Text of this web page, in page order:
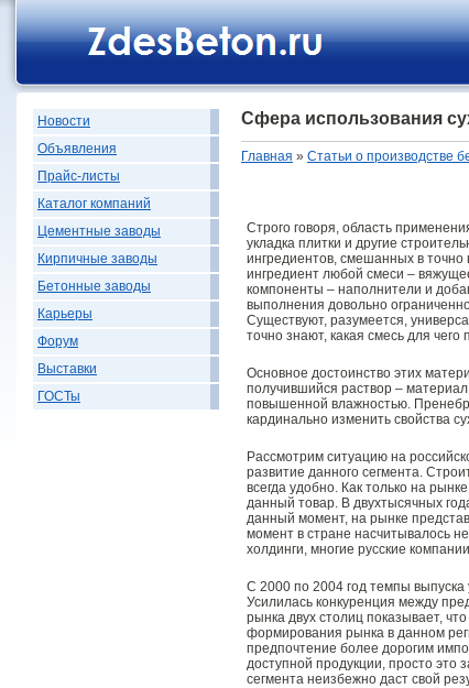
Новости
Объявления
Прайс-листы
Каталог компаний
Цементные заводы
Кирпичные заводы
Бетонные заводы
Карьеры
Форум
Выставки
ГОСТы
Сфера использования
Главная » Статьи о производстве
Строго говоря, область
укладка плитки и другие
ингредиентов, смешанных в точно
ингредиент любой смеси –
компоненты – наполнители и
выполнения довольно
Существуют, разумеется,
точно знают, какая смесь для
Основное достоинство этих
получившийся раствор –
повышенной влажностью.
кардинально изменить свойства
Рассмотрим ситуацию на
развитие данного сегмента.
всегда удобно. Как только на
данный товар. В двухтысячных
данный момент, на рынке
момент в стране насчитывалось
холдинги, многие русские
С 2000 по 2004 год темпы выпуска
Усилилась конкуренция между
рынка двух столиц показывает,
формирования рынка в данном
предпочтение более дорогим
доступной продукции, просто это
сегмента неизбежно даст свой